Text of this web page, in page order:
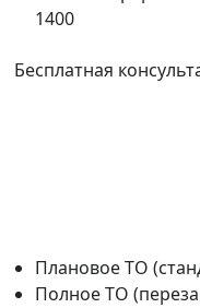
1400
Бесплатная
Плановое ТО
Полное ТО